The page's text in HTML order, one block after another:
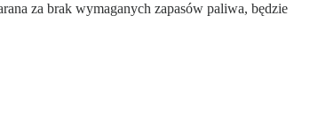
za brak wymaganych zapasów paliwa, będzie